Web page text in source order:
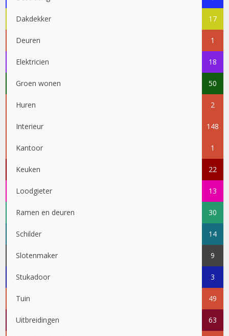
Dakdekker 17
Deuren 1
Elektricien 18
Groen wonen 50
Huren 2
Interieur 148
Kantoor 1
Keuken 22
Loodgieter 13
Ramen en deuren 30
Schilder 14
Slotenmaker 9
Stukadoor 3
Tuin 49
Uitbreidingen 63